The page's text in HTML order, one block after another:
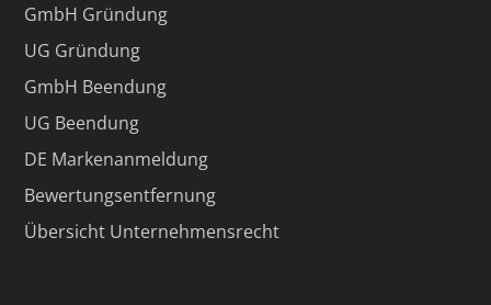
GmbH Gründung
UG Gründung
GmbH Beendung
UG Beendung
DE Markenanmeldung
Bewertungsentfernung
Übersicht Unternehmensrecht